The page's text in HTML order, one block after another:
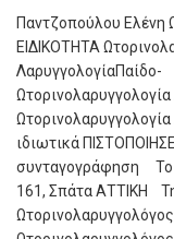
Παντζοπούλου Ελένη
ΕΙΔΙΚΟΤΗΤΑ
ΛαρυγγολογίαΠαίδο-
ιδιωτικά
συνταγογράφηση Το
161, Σπάτα ΑΤΤΙΚΗ